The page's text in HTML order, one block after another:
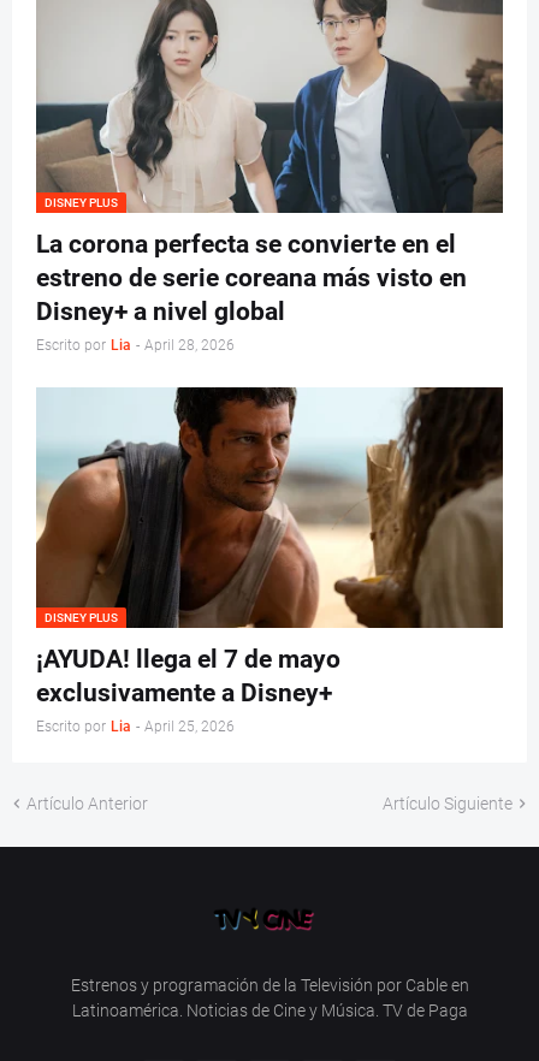
DISNEY PLUS
La corona perfecta se convierte en el
estreno de serie coreana más visto en
Disney+ a nivel global
Escrito por Lia - April 28, 2026
DISNEY PLUS
¡AYUDA! llega el 7 de mayo
exclusivamente a Disney+
Escrito por Lia - April 25, 2026
Artículo Anterior Artículo Siguiente
Estrenos y programación de la Televisión por Cable en
Latinoamérica. Noticias de Cine y Música. TV de Paga